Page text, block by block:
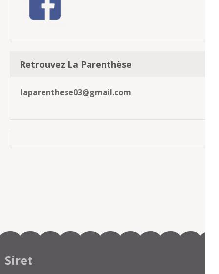
Retrouvez La Parenthèse
laparenthese03@gmail.com
Siret